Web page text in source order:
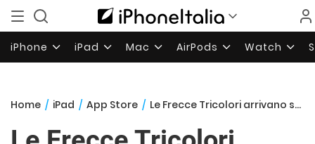
iPhone iPad Mac AirPods Watch
Home / iPad / App Store / Le Frecce Tricolori arrivano su iPad